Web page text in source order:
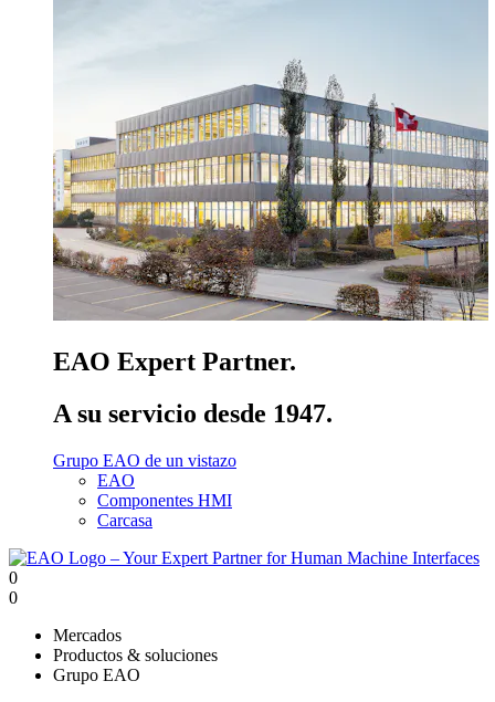
EAO Expert Partner.
A su servicio desde 1947.
Grupo EAO de un vistazo
EAO
Componentes HMI
Carcasa
0
0
Mercados
Productos & soluciones
Grupo EAO